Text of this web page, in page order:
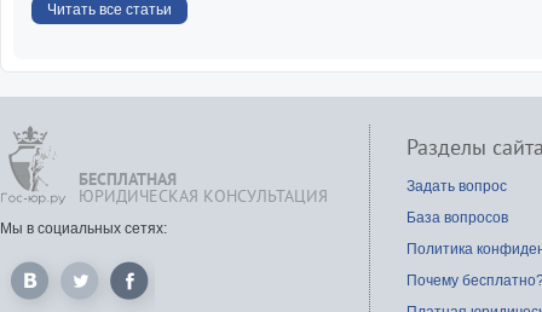
Читать все статьи
БЕСПЛАТНАЯ
ЮРИДИЧЕСКАЯ КОНСУЛЬТАЦИЯ
Мы в социальных сетях:
Разделы
Задать вопрос
База вопросов
Политика
Почему